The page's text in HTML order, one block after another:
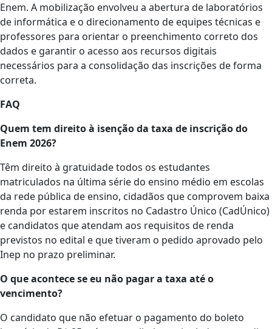
Enem. A mobilização envolveu a abertura de laboratórios
de informática e o direcionamento de equipes técnicas e
professores para orientar o preenchimento correto dos
dados e garantir o acesso aos recursos digitais
necessários para a consolidação das inscrições de forma
correta.
FAQ
Quem tem direito à isenção da taxa de inscrição do
Enem 2026?
Têm direito à gratuidade todos os estudantes
matriculados na última série do ensino médio em escolas
da rede pública de ensino, cidadãos que comprovem baixa
renda por estarem inscritos no Cadastro Único (CadÚnico)
e candidatos que atendam aos requisitos de renda
previstos no edital e que tiveram o pedido aprovado pelo
Inep no prazo preliminar.
O que acontece se eu não pagar a taxa até o
vencimento?
O candidato que não efetuar o pagamento do boleto